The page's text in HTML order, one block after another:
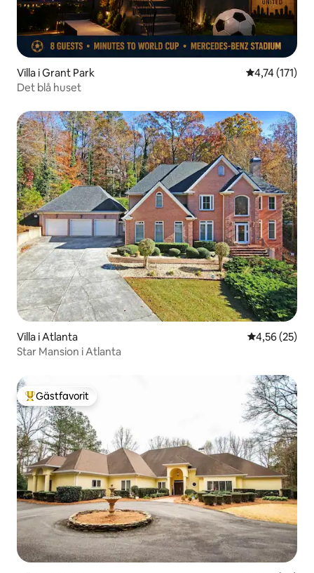
Villa i Grant Park 4,74 av 5 i
4,74 (171)
Det blå huset
Villa i Atlanta 4,56 av 5 i
4,56 (25)
Star Mansion i Atlanta
Populär gästfavorit
Gästfavorit